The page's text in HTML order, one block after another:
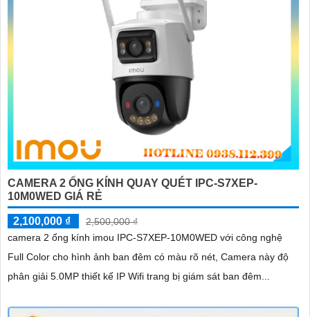
CAMERA 2 ỐNG KÍNH QUAY QUÉT IPC-S7XEP-
10M0WED GIÁ RẺ
2,100,000 ₫
2,500,000 ₫
camera 2 ống kính imou IPC-S7XEP-10M0WED với công nghệ
Full Color cho hình ảnh ban đêm có màu rõ nét, Camera này độ
phân giải 5.0MP thiết kế IP Wifi trang bị giám sát ban đêm...